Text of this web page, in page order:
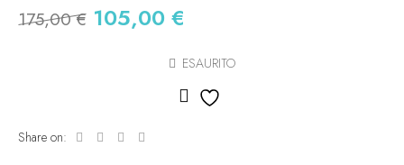
175,00€ 105,00 €
ESAURITO
Share on: